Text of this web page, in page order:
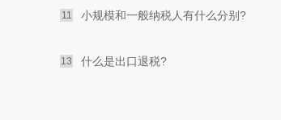
11 小规模和一般纳税人有什么分别?
13 什么是出口退税?